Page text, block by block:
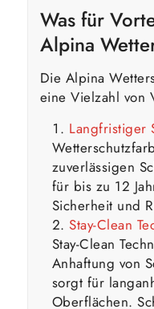
Was für
Alpina
Die Alpina
eine Vielzahl von
Langfristiger
zuverlässigen
für bis zu 12
Sicherheit und
Stay-Clean
Stay-Clean
Anhaftung von
sorgt für
Oberflächen.